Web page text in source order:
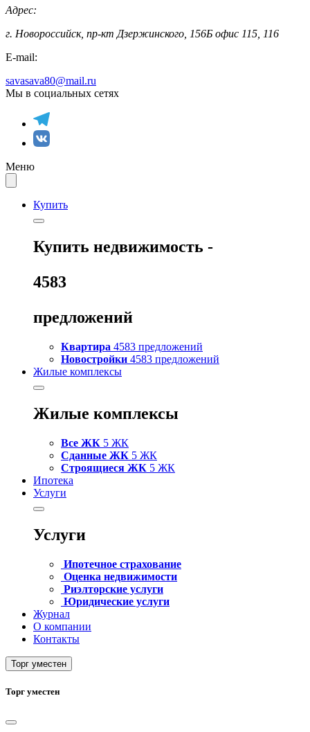
Адрес:
г. Новороссийск, пр-кт Дзержинского, 156Б офис 115, 116
E-mail:
savasava80@mail.ru
Мы в социальных сетях
Меню
Купить
Купить недвижимость -
4583
предложений
Квартира 4583 предложений
Новостройки 4583 предложений
Жилые комплексы
Жилые комплексы
Все ЖК 5 ЖК
Сданные ЖК 5 ЖК
Строящиеся ЖК 5 ЖК
Ипотека
Услуги
Услуги
Ипотечное страхование
Оценка недвижимости
Риэлторские услуги
Юридические услуги
Журнал
О компании
Контакты
Торг уместен
Торг уместен